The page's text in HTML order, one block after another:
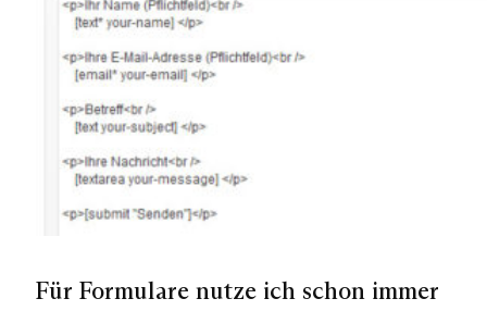
Für Formulare nutze ich schon immer